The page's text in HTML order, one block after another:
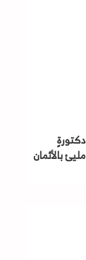
بالأثمان